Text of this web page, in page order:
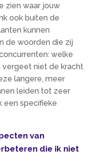
zien waar jouw
ook buiten de
kunnen
de woorden die zij
welke
vergeet niet de kracht
langere, meer
leiden tot zeer
een specifieke
van
die ik niet